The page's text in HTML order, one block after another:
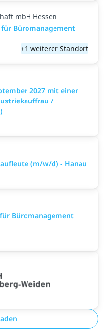
mbH Hessen
Bü­ro­ma­nage­ment
+1 weiterer Standort
2027 mit einer
/
(m/w/d) - Hanau
Büromanagement